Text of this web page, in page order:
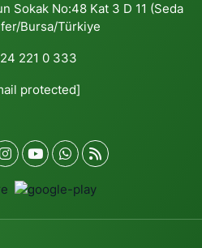
Sokak No:48 Kat 3 D 11 (Seda
Bursa/Türkiye
221 0 333
protected]